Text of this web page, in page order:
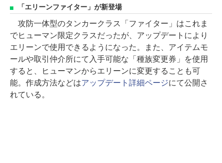
「エリーンファイター」が新登場
攻防一体型のタンカークラス「ファイター」はこれま
でヒューマン限定クラスだったが、アップデートにより
エリーンで使用できるようになった。また、アイテムモ
ールや取引仲介所にて入手可能な「種族変更券」を使用
すると、ヒューマンからエリーンに変更することも可
能。作成方法などはアップデート詳細ページにて公開さ
れている。